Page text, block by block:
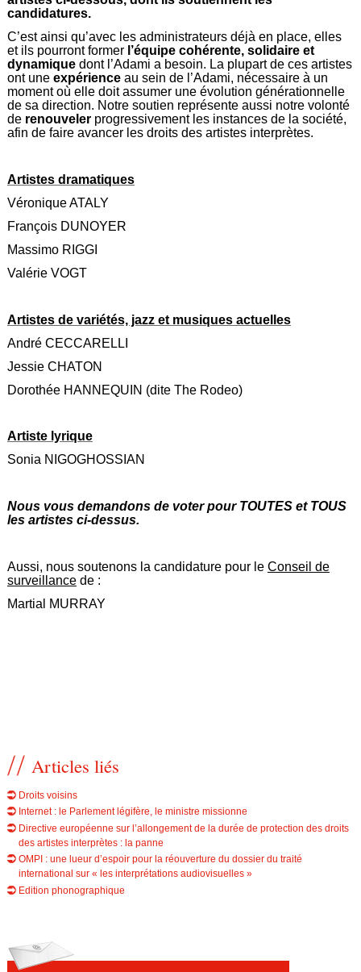
candidatures.
C’est ainsi qu’avec les administrateurs déjà en place, elles
et ils pourront former l’équipe cohérente, solidaire et
dynamique dont l’Adami a besoin. La plupart de ces artistes
ont une expérience au sein de l’Adami, nécessaire à un
moment où elle doit assumer une évolution générationnelle
de sa direction. Notre soutien représente aussi notre volonté
de renouvelerprogressivement les instances de la société,
afin de faire avancer les droits des artistes interprètes.
Artistes dramatiques
Véronique ATALY
François DUNOYER
Massimo RIGGI
Valérie VOGT
Artistes de variétés, jazz et musiques actuelles
André CECCARELLI
Jessie CHATON
Dorothée HANNEQUIN (dite The Rodeo)
Artiste lyrique
Sonia NIGOGHOSSIAN
Nous vous demandons de voter pour TOUTES et TOUS
les artistes ci-dessus.
Aussi, nous soutenons la candidature pour le Conseil de
surveillancede :
Martial MURRAY
Articles liés
Droits voisins
Internet : le Parlement légifère, le ministre missionne
Directive européenne sur l’allongement de la durée de protection des droits
des artistes interprètes : la panne
OMPI : une lueur d’espoir pour la réouverture du dossier du traité
international sur « les interprétations audiovisuelles »
Edition phonographique